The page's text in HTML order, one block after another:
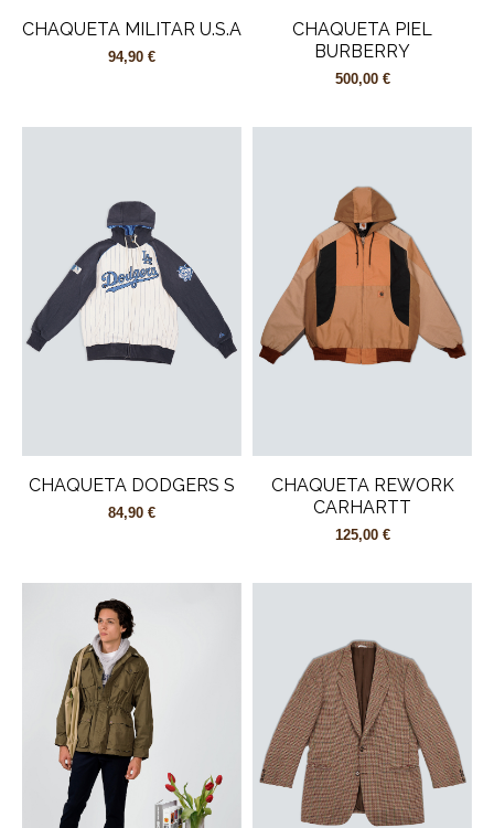
CHAQUETA MILITAR U.S.A
94,90 €
CHAQUETA PIEL
BURBERRY
500,00 €
CHAQUETA DODGERS S
84,90 €
CHAQUETA REWORK
CARHARTT
125,00 €